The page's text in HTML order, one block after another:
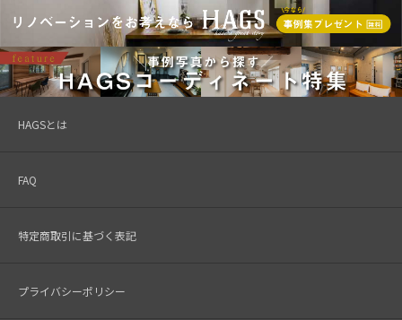
HAGSとは
FAQ
特定商取引に基づく表記
プライバシーポリシー